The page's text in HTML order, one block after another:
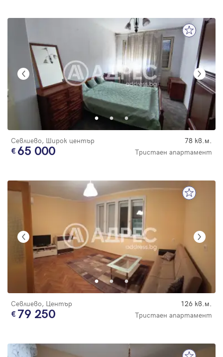
Севлиево, Широк център 78 кв.м.
65 000 Тристаен апартамент
Севлиево, Център 126 кв.м.
79 250 Тристаен апартамент